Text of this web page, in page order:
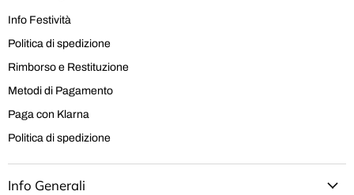
Info Festività
Politica di spedizione
Rimborso e Restituzione
Metodi di Pagamento
Paga con Klarna
Politica di spedizione
Info Generali